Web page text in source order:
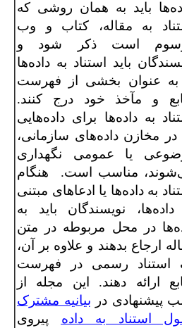
باید به همان روشی که
به مقاله، کتاب و وب
است ذکر شود و
باید استناد به داده‌ها
به عنوان بخشی از فهرست
و مآخذ خود درج کنند.
به داده‌ها برای داده‌هایی
در مخازن داده‌های سازمانی،
یا عمومی نگهداری
مناسب است. هنگام
به داده‌ها یا ادعاهای مبتنی
داده‌ها، نویسندگان باید به
در محل مربوطه در متن
ارجاع بدهند و علاوه بر آن،
استناد رسمی در فهرست
ارائه دهند. این مجله از
پیشنهادی در بیانیه مشترک
استناد به داده پیروی